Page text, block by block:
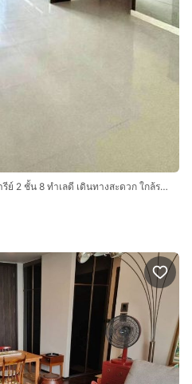
ขายคอนโด เดอะ ซิลค์ พหลโยธิน-อารีย์ 2 ชั้น 8 ทำเลดี เดินทางสะดวก ใกล้รถไฟฟ้า BTS อารีย์